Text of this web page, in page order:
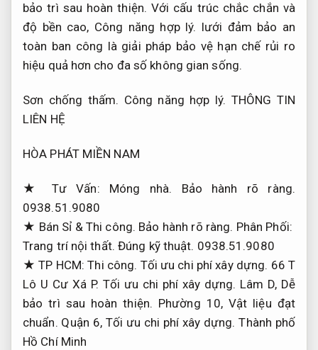
bảo trì sau hoàn thiện. Với cấu trúc chắc chắn và
độ bền cao, Công năng hợp lý. lưới đảm bảo an
toàn ban công là giải pháp bảo vệ hạn chế rủi ro
hiệu quả hơn cho đa số không gian sống.
Sơn chống thấm. Công năng hợp lý. THÔNG TIN
LIÊN HỆ
HÒA PHÁT MIỀN NAM
★ Tư Vấn: Móng nhà.
Bảo hành rõ ràng.
0938.51.9080
★ Bán Sỉ & Thi công. Bảo hành rõ ràng. Phân Phối:
Trang trí nội thất. Đúng kỹ thuật. 0938.51.9080
★ TP HCM:Thi công. Tối ưu chi phí xây dựng. 66 T
Lô U Cư Xá P. Tối ưu chi phí xây dựng. Lâm D, Dễ
bảo trì sau hoàn thiện. Phường 10, Vật liệu đạt
chuẩn. Quận 6, Tối ưu chi phí xây dựng. Thành phố
Hồ Chí Minh